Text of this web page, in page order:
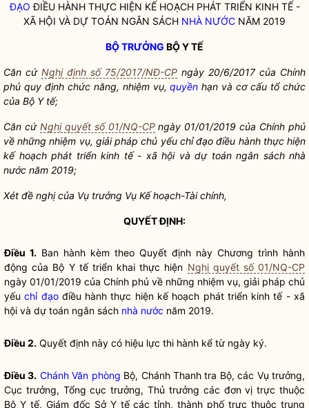
ĐẠO ĐIỀU HÀNH THỰC HIỆN KẾ HOẠCH PHÁT TRIỂN KINH TẾ -
XÃ HỘI VÀ DỰ TOÁN NGÂN SÁCH NHÀ NƯỚC NĂM 2019
BỘ TRƯỞNG BỘ Y TẾ
Căn cứ Nghị định số 75/2017/NĐ-CP ngày 20/6/2017 của Chính
phủ quy định chức năng, nhiệm vụ,quyền hạn và cơ cấu tổ chức
của Bộ Y tế;
Căn cứ Nghị quyết số 01/NQ-CPngày 01/01/2019 của Chính phủ
về nhữngnhiệm vụ, giải pháp chủ yếu chỉ đạo điều hành thực hiện
kế hoạch phát triển kinh tế - xã hội và dự toán ngân sách nhà
nước năm 2019;
Xét đề nghị của Vụ trưởng Vụ Kế hoạch-Tài chính,
QUYẾT ĐỊNH:
Điều 1. Ban hành kèm theo Quyết định này Chương trình hành
động của Bộ Y tế triển khai thực hiện Nghị quyết số 01/NQ-CP
ngày 01/01/2019 của Chính phủ về những nhiệm vụ, giải pháp chủ
yếuchỉ đạođiều hành thực hiện kế hoạch phát triển kinh tế - xã
hội và dự toán ngân sách nhà nước năm 2019.
Điều 2. Quyết định này có hiệu lực thi hành kể từ ngày ký.
Điều 3. Chánh Văn phòng Bộ, Chánh Thanh tra Bộ, các Vụ trưởng,
Cục trưởng, Tổng cục trưởng, Thủ trưởng các đơn vị trực thuộc
Bộ Y tế, Giám đốc Sở Y tế các tỉnh, thành phố trực thuộc trung